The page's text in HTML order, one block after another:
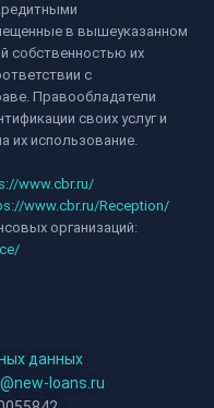
в вышеуказанном
собственностью их
с
Правообладатели
своих услуг и
их использование.
www.cbr.ru/
www.cbr.ru/Reception/
организаций:
данных
loans.ru